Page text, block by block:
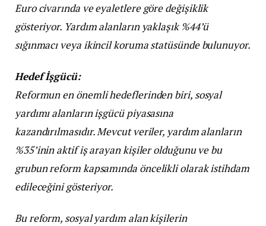
Euro civarında ve eyaletlere göre değişiklik
gösteriyor. Yardım alanların yaklaşık %44’ü
sığınmacı veya ikincil koruma statüsünde bulunuyor.
Hedef İşgücü:
Reformun en önemli hedeflerinden biri, sosyal
yardımı alanların işgücü piyasasına
kazandırılmasıdır. Mevcut veriler, yardım alanların
%35’inin aktif iş arayan kişiler olduğunu ve bu
grubun reform kapsamında öncelikli olarak istihdam
edileceğini gösteriyor.
Bu reform, sosyal yardım alan kişilerin